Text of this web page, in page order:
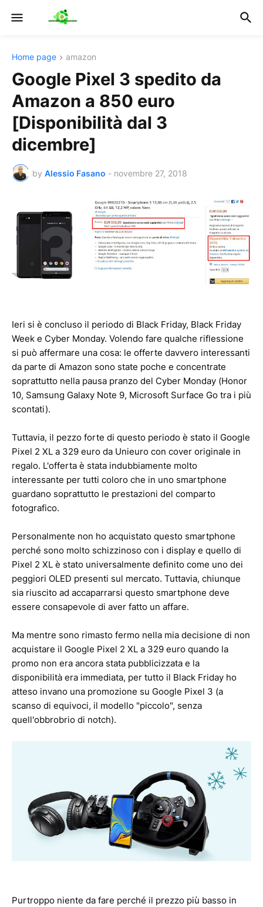
Home page amazon
Google Pixel 3 spedito da
Amazon a 850 euro
[Disponibilità dal 3
dicembre]
by Alessio Fasano - novembre 27, 2018
Ieri si è concluso il periodo di Black Friday, Black Friday
Week e Cyber Monday. Volendo fare qualche riflessione
si può affermare una cosa: le offerte davvero interessanti
da parte di Amazon sono state poche e concentrate
soprattutto nella pausa pranzo del Cyber Monday (Honor
10, Samsung Galaxy Note 9, Microsoft Surface Go tra i più
scontati).
Tuttavia, il pezzo forte di questo periodo è stato il Google
Pixel 2 XL a 329 euro da Unieuro con cover originale in
regalo. L'offerta è stata indubbiamente molto
interessante per tutti coloro che in uno smartphone
guardano soprattutto le prestazioni del comparto
fotografico.
Personalmente non ho acquistato questo smartphone
perché sono molto schizzinoso con i display e quello di
Pixel 2 XL è stato universalmente definito come uno dei
peggiori OLED presenti sul mercato. Tuttavia, chiunque
sia riuscito ad accaparrarsi questo smartphone deve
essere consapevole di aver fatto un affare.
Ma mentre sono rimasto fermo nella mia decisione di non
acquistare il Google Pixel 2 XL a 329 euro quando la
promo non era ancora stata pubblicizzata e la
disponibilità era immediata, per tutto il Black Friday ho
atteso invano una promozione su Google Pixel 3 (a
scanso di equivoci, il modello "piccolo", senza
quell'obbrobrio di notch).
Purtroppo niente da fare perché il prezzo più basso in